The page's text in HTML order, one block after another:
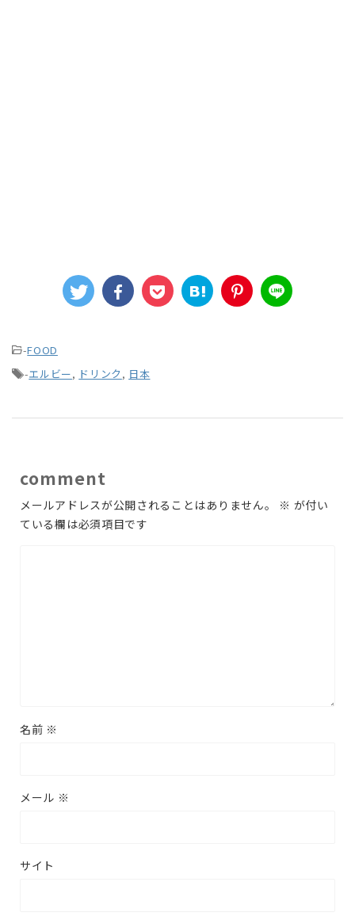
-FOOD
-エルビー, ドリンク, 日本
comment
メールアドレスが公開されることはありません。 ※ が付い
ている欄は必須項目です
名前 ※
メール ※
サイト